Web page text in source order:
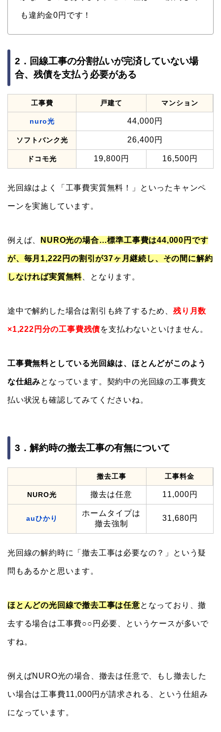
も違約金0円です！
2．回線工事の分割払いが完済していない場
合、残債を支払う必要がある
工事費 戸建て マンション
nuro光 44,000円
ソフトバンク光 26,400円
ドコモ光 19,800円 16,500円
光回線はよく「工事費実質無料！」といったキャンペ
ーンを実施しています。
例えば、 NURO光の場合…標準工事費は44,000円です
が、毎月1,222円の割引が37ヶ月継続し、その間に解約
しなければ実質無料 、となります。
途中で解約した場合は割引も終了するため、 残り月数
×1,222円分の工事費残債を支払わないといけません。
工事費無料としている光回線は、ほとんどがこのよう
な仕組みとなっています。契約中の光回線の工事費支
払い状況も確認してみてくださいね。
3．解約時の撤去工事の有無について
撤去工事 工事料金
NURO光 撤去は任意 11,000円
auひかり
ホームタイプは
撤去強制
31,680円
光回線の解約時に「撤去工事は必要なの？」という疑
問もあるかと思います。
ほとんどの光回線で撤去工事は任意となっており、撤
去する場合は工事費○○円必要、というケースが多いで
すね。
例えばNURO光の場合、撤去は任意で、もし撤去した
い場合は工事費11,000円が請求される、という仕組み
になっています。